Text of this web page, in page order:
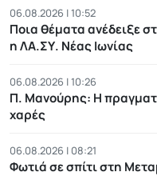
06.08.2026 | 10:52
Ποια θέματα ανέδειξε
η ΛΑ.ΣΥ. Νέας Ιωνίας
06.08.2026 | 10:26
Π. Μανούρης: H
χαρές
06.08.2026 | 08:21
Φωτιά σε σπίτι στη